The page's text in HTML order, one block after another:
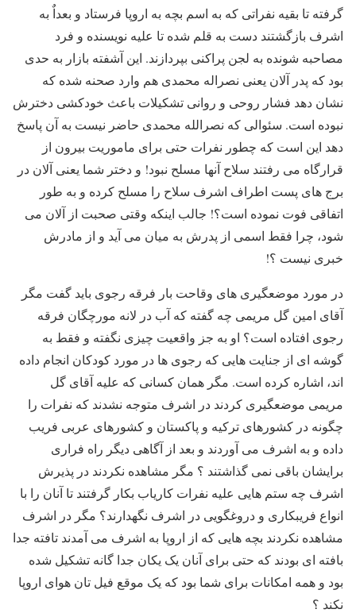
گرفته تا بقیه نفراتی که به اسم بچه به اروپا فرستاد و بعداٌ به
اشرف بازگشتند دست به قلم شده تا علیه نویسنده و فرد
مصاحبه شونده به لجن پراکنی بپردازند. این آشفته بازار به حدی
بود که پدر آلان یعنی نصراله محمدی هم وارد صحنه شده که
نشان دهد فشار روحی و روانی تشکیلات باعث خودکشی دخترش
نبوده است. سئوالی که نصرالله محمدی حاضر نیست به آن پاسخ
دهد این است که چطور نفرات حتی برای ماموریت بیرون از
قرارگاه می رفتند سلاح آنها مسلح نبود! و دختر شما یعنی آلان در
برج های پست اطراف اشرف سلاح را مسلح کرده و به طور
اتفاقی فوت نموده است؟! جالب اینکه وقتی صحبت از آلان می
شود، چرا فقط اسمی از پدرش به میان می آید و از مادرش
خبری نیست ؟!
در مورد موضعگیری های وقاحت بار فرقه رجوی باید گفت مگر
آقای امین گل مریمی چه گفته که آب در لانه مورچگان فرقه
رجوی افتاده است؟ او به جز واقعیت چیزی نگفته و فقط به
گوشه ای از جنایت هایی که رجوی ها در مورد کودکان انجام داده
اند، اشاره کرده است. مگر همان کسانی که علیه آقای گل
مریمی موضعگیری کردند در اشرف متوجه نشدند که نفرات را
چگونه در کشورهای ترکیه و پاکستان و کشورهای عربی فریب
داده و به اشرف می آوردند و بعد از آگاهی دیگر راه فراری
برایشان باقی نمی گذاشتند ؟ مگر مشاهده نکردند در پذیرش
اشرف چه ستم هایی علیه نفرات کاریاب بکار گرفتند تا آنان را با
انواع فریبکاری و دروغگویی در اشرف نگهدارند؟ مگر در اشرف
مشاهده نکردند بچه هایی که از اروپا به اشرف می آمدند تافته جدا
بافته ای بودند که حتی برای آنان یک یکان جدا گانه تشکیل شده
بود و همه امکانات برای شما بود که یک موقع فیل تان هوای اروپا
نکند ؟